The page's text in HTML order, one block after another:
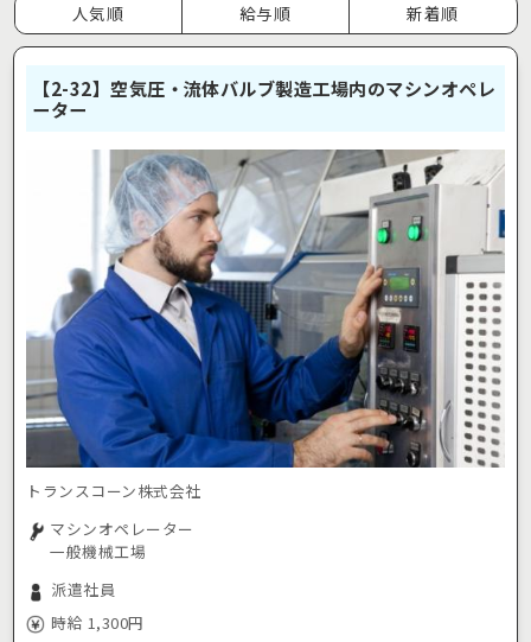
人気順 給与順 新着順
【2-32】空気圧・流体バルブ製造工場内のマシンオペレ
ーター
トランスコーン株式会社
マシンオペレーター
一般機械工場
派遣社員
時給 1,300円